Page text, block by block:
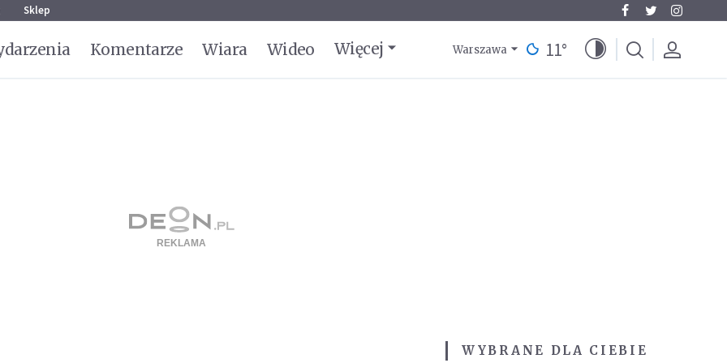
Sklep
Komentarze Wiara Wideo Więcej Warszawa 11°
WYBRANE DLA CIEBIE